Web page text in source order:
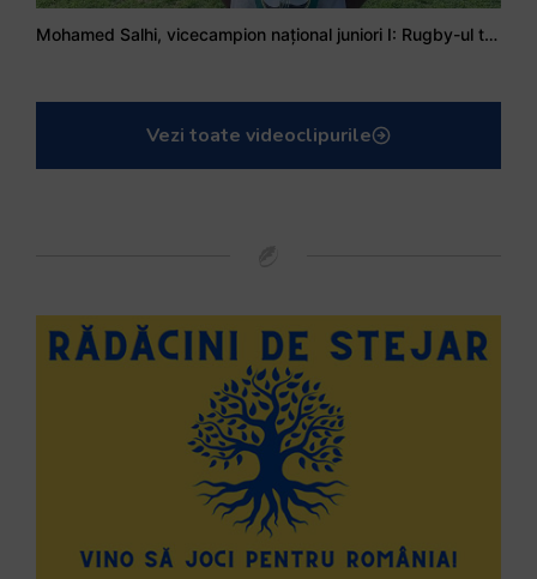
Mohamed Salhi, vicecampion național juniori I: Rugby-ul te învață să accepți și înfrângerile
Vezi toate videoclipurile